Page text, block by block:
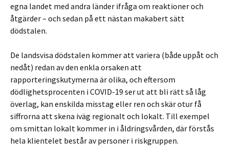
egna landet med andra länder ifråga om reaktioner och
åtgärder – och sedan på ett nästan makabert sätt
dödstalen.
De landsvisa dödstalen kommer att variera (både uppåt och
nedåt) redan av den enkla orsaken att
rapporteringskutymerna är olika, och eftersom
dödlighetsprocenten i COVID-19 ser ut att bli rätt så låg
överlag, kan enskilda misstag eller ren och skär otur få
siffrorna att skena iväg regionalt och lokalt. Till exempel
om smittan lokalt kommer in i åldringsvården, där förstås
hela klientelet består av personer i riskgruppen.